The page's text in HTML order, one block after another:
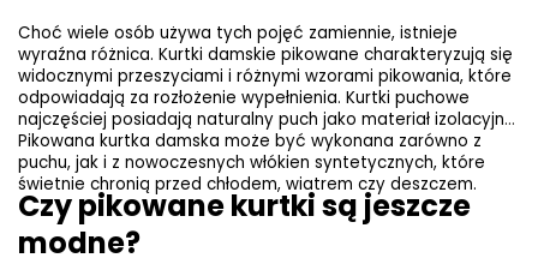
Choć wiele osób używa tych pojęć zamiennie, istnieje
wyraźna różnica. Kurtki damskie pikowane charakteryzują się
widocznymi przeszyciami i różnymi wzorami pikowania, które
odpowiadają za rozłożenie wypełnienia. Kurtki puchowe
najczęściej posiadają naturalny puch jako materiał izolacyjny.
Pikowana kurtka damska może być wykonana zarówno z
puchu, jak i z nowoczesnych włókien syntetycznych, które
świetnie chronią przed chłodem, wiatrem czy deszczem.
Czy pikowane kurtki są jeszcze
modne?